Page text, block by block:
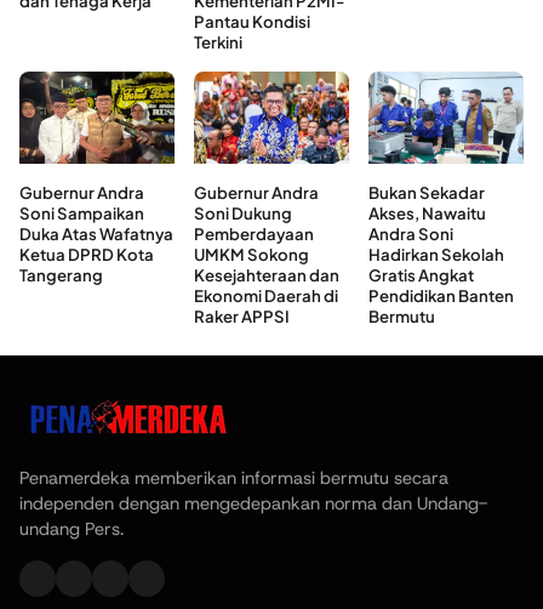
Pantau Kondisi
Terkini
Gubernur Andra
Soni Sampaikan
Duka Atas Wafatnya
Ketua DPRD Kota
Tangerang
Gubernur Andra
Soni Dukung
Pemberdayaan
UMKM Sokong
Kesejahteraan dan
Ekonomi Daerah di
Raker APPSI
Bukan Sekadar
Akses, Nawaitu
Andra Soni
Hadirkan Sekolah
Gratis Angkat
Pendidikan Banten
Bermutu
Penamerdeka memberikan informasi bermutu secara
independen dengan mengedepankan norma dan Undang-
undang Pers.